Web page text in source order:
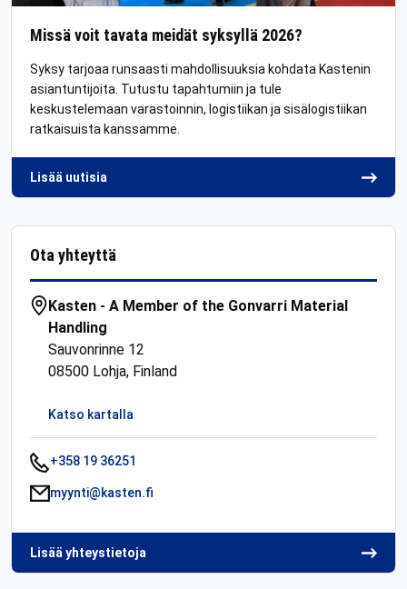
Missä voit tavata meidät syksyllä 2026?
Syksy tarjoaa runsaasti mahdollisuuksia kohdata Kastenin
asiantuntijoita. Tutustu tapahtumiin ja tule
keskustelemaan varastoinnin, logistiikan ja sisälogistiikan
ratkaisuista kanssamme.
Lisää uutisia
Ota yhteyttä
Kasten - A Member of the Gonvarri Material
Handling
Sauvonrinne 12
08500 Lohja, Finland
Katso kartalla
+358 19 36251
myynti@kasten.fi
Lisää yhteystietoja